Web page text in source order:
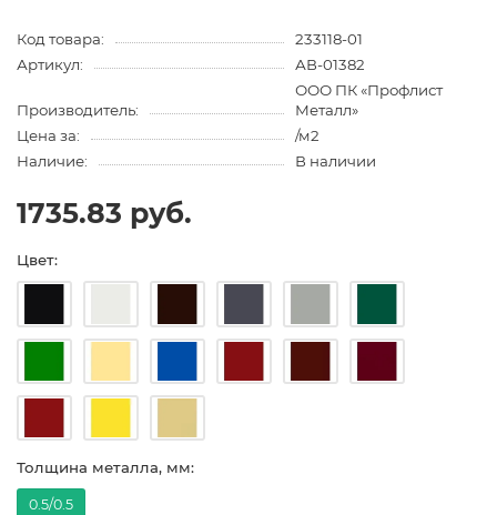
Код товара:
233118-01
Артикул:
АВ-01382
Производитель:
ООО ПК «Профлист
Металл»
Цена за:
/м2
Наличие:
В наличии
1735.83 руб.
Цвет:
Толщина металла, мм:
0.5/0.5